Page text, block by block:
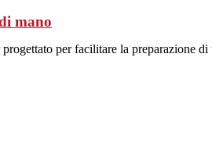
mano
per facilitare la preparazione di